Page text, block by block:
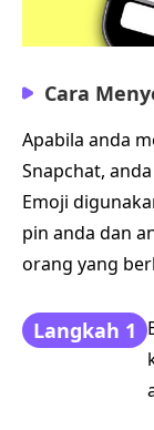
Cara
Apabila anda
Snapchat,
Emoji
pin anda dan
orang yang
Langkah 1